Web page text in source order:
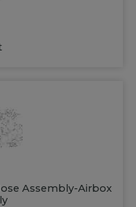
Assembly-Airbox